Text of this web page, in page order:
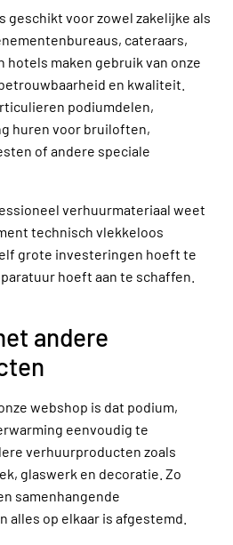
geschikt voor zowel zakelijke als
cateraars,
maken gebruik van onze
en kwaliteit.
podiumdelen,
huren voor bruiloften,
of andere speciale
verhuurmateriaal weet
technisch vlekkeloos
grote investeringen hoeft te
hoeft aan te schaffen.
andere
webshop is dat podium,
eenvoudig te
verhuurproducten zoals
glaswerk en decoratie. Zo
samenhangende
alles op elkaar is afgestemd.